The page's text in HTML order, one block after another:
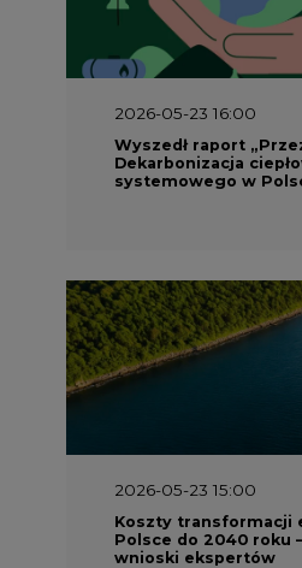
2026-05-23 16:00
Wyszedł raport
Dekarbonizacja
systemowego w
2026-05-23 15:00
Koszty transformacji
Polsce do 2040 roku
wnioski ekspertów